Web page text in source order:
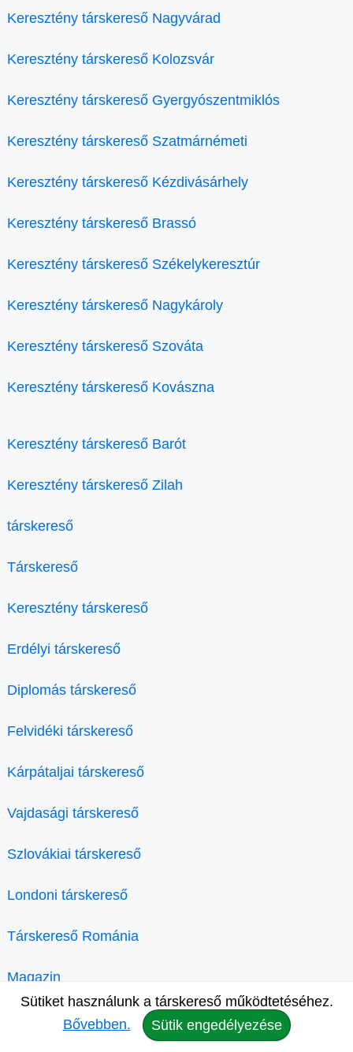
Keresztény társkereső Nagyvárad
Keresztény társkereső Kolozsvár
Keresztény társkereső Gyergyószentmiklós
Keresztény társkereső Szatmárnémeti
Keresztény társkereső Kézdivásárhely
Keresztény társkereső Brassó
Keresztény társkereső Székelykeresztúr
Keresztény társkereső Nagykároly
Keresztény társkereső Szováta
Keresztény társkereső Kovászna
Keresztény társkereső Barót
Keresztény társkereső Zilah
társkereső
Társkereső
Keresztény társkereső
Erdélyi társkereső
Diplomás társkereső
Felvidéki társkereső
Kárpátaljai társkereső
Vajdasági társkereső
Szlovákiai társkereső
Londoni társkereső
Társkereső Románia
Magazin
Sütiket használunk a társkereső működtetéséhez.
Bővebben.
Sütik engedélyezése